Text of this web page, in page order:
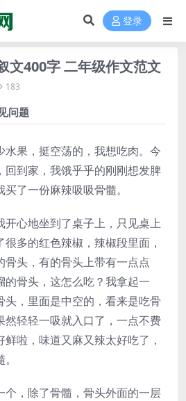
登录
文400字 二年级作文范文
183
问题
水果，挺空荡的，我想吃肉。今
回到家，我饿乎乎的刚刚想发脾
了一份麻辣吸吸骨髓。
开心地坐到了桌子上，只见桌上
多的红色辣椒，辣椒段里面，
骨头，有的骨头上带有一点点
的骨头，这怎么吃？我拿起一
头，里面是中空的，看来是吃骨
然轻轻一吸就入口了，一点不费
啦，味道又麻又辣太好吃了，
个，除了骨髓，骨头外面的一层